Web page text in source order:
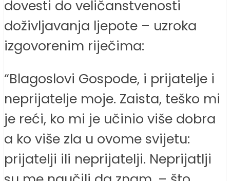
dovesti do veličanstvenosti
doživljavanja ljepote – uzroka
izgovorenim riječima:
“Blagoslovi Gospode, i prijatelje i
neprijatelje moje. Zaista, teško mi
je reći, ko mi je učinio više dobra
a ko više zla u ovome svijetu:
prijatelji ili neprijatelji. Neprijatlji